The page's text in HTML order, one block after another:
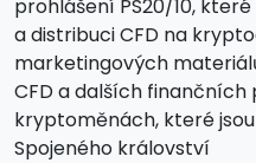
prohlášení PS20/10,
a distribuci CFD na
marketingových
CFD a dalších
kryptoměnách, které
Spojeného království